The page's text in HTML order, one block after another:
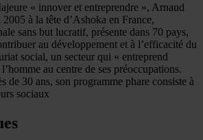
« innover et entreprendre », Arnaud
à la tête d’Ashoka en France,
sans but lucratif, présente dans 70 pays,
au développement et à l’efficacité du
social, un secteur qui « entreprend
au centre de ses préoccupations.
de 30 ans, son programme phare consiste à
sociaux